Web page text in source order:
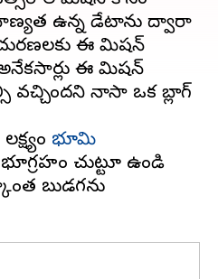
ఉన్న డేటాను ద్వారా
ఈ మిషన్
ఈ మిషన్
నాసా ఒక బ్లాగ్
భూమి
చుట్టూ ఉండి
బుడగను